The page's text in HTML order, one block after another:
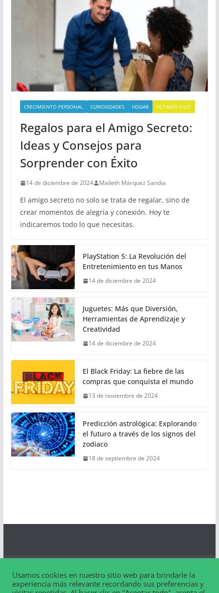
CRECIMIENTO PERSONAL CURIOSIDADES HOGAR ULTIMOS POST
Regalos para el Amigo Secreto:
Ideas y Consejos para
Sorprender con Éxito
14 de diciembre de 2024 Maileth Márquez Sandia
El amigo secreto no solo se trata de regalar, sino de
crear momentos de alegría y conexión. Hoy te
indicaremos todo lo que necesitas.
PlayStation 5: La Revolución del
Entretenimiento en tus Manos
14 de diciembre de 2024
Juguetes: Más que Diversión,
Herramientas de Aprendizaje y
Creatividad
14 de diciembre de 2024
El Black Friday: La fiebre de las
compras que conquista el mundo
13 de noviembre de 2024
Predicción astrológica: Explorando
el futuro a través de los signos del
zodiaco
18 de septiembre de 2024
Aviso Legal
Contacto
Usamos cookies en nuestro sitio web para brindarle la
experiencia más relevante recordando sus preferencias y